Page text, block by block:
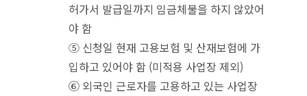
허가서 발급일까지 임금체불을 하지 않았어
야 함
⑤ 신청일 현재 고용보험 및 산재보험에 가
입하고 있어야 함 (미적용 사업장 제외)
⑥ 외국인 근로자를 고용하고 있는 사업장